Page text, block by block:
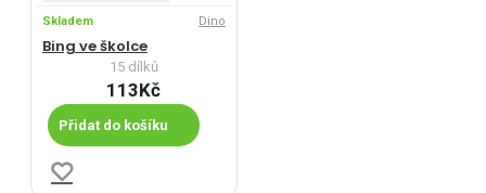
Skladem Dino
Bing ve školce
15 dílků
113Kč
Přidat do košíku